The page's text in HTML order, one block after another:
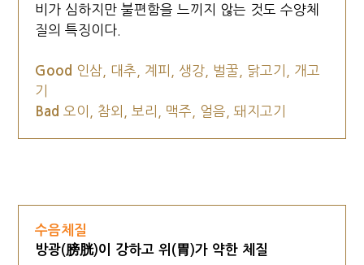
비가 심하지만 불편함을 느끼지 않는 것도 수양체
질의 특징이다.
Good 인삼, 대추, 계피, 생강, 벌꿀, 닭고기, 개고
기
Bad오이, 참외, 보리, 맥주, 얼음, 돼지고기
수음체질
방광(膀胱)이 강하고 위(胃)가 약한 체질